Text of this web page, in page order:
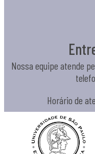
Nossa equipe atende
Horário de